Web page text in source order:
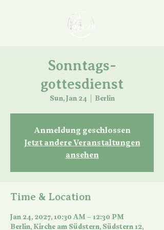
Sonntags-
gottesdienst
Sun, Jan 24 Berlin
Anmeldung geschlossen
Jetzt andere Veranstaltungen
ansehen
Time & Location
Jan 24, 2027, 10:30 AM – 12:30 PM
Berlin, Kirche am Südstern, Südstern 12,